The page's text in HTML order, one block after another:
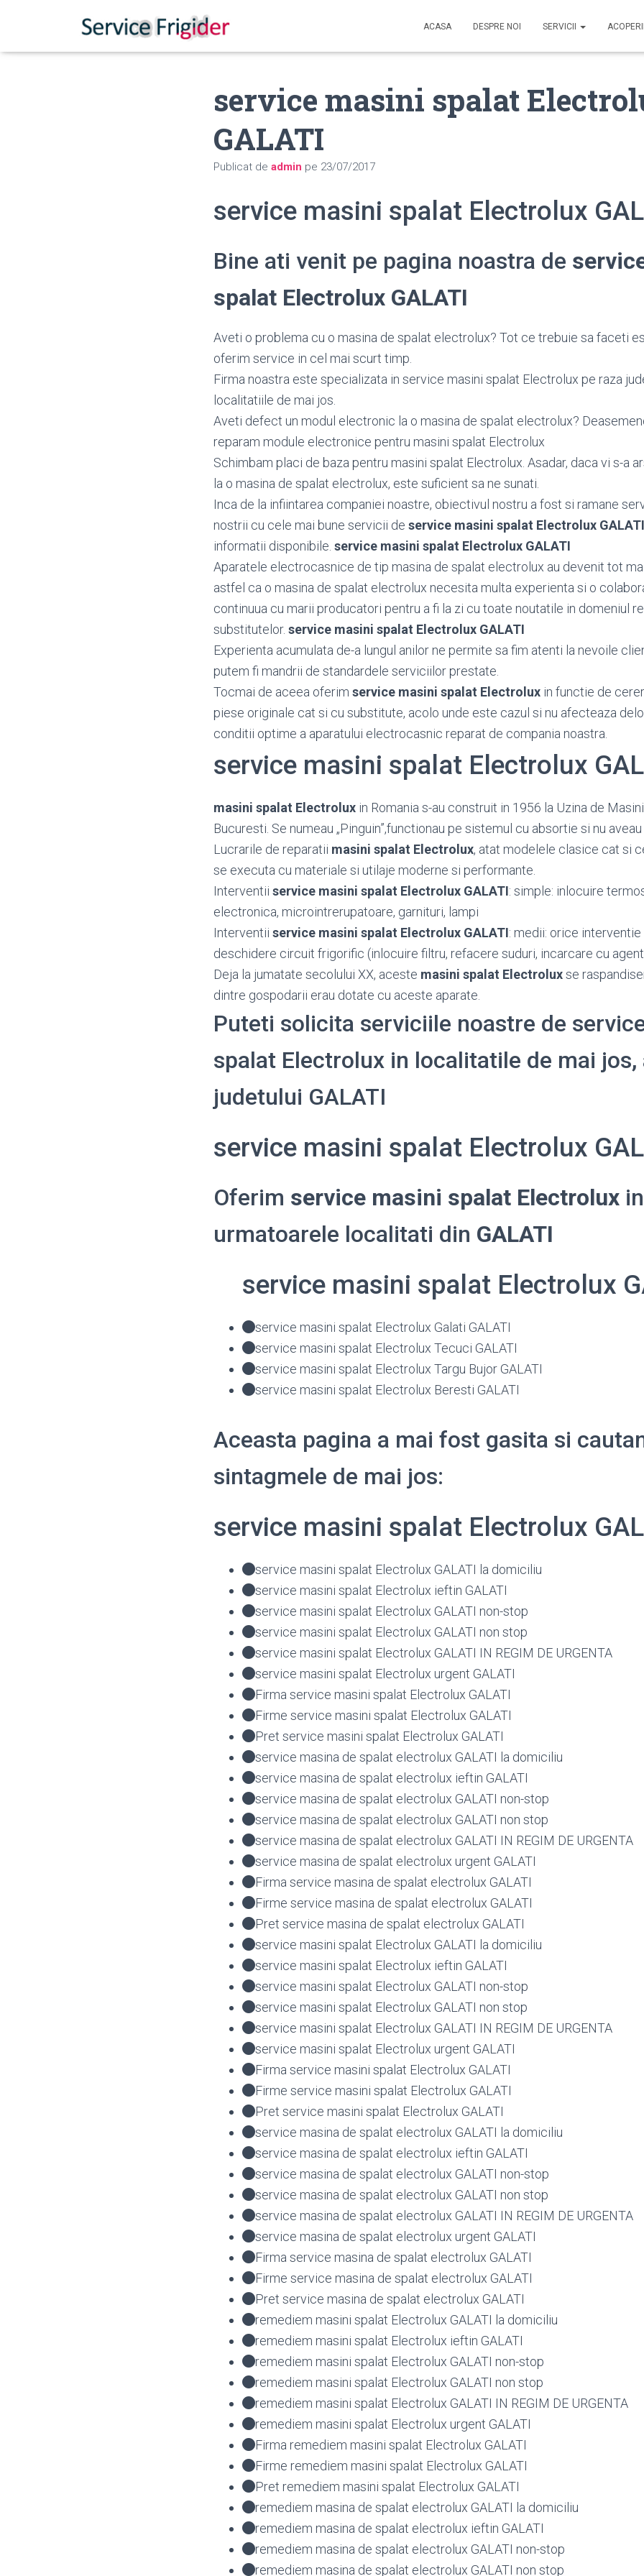
ACASA DESPRE NOI SERVICII
service masini spalat
GALATI
Publicat de admin pe 23/07/2017
service masini spalat Electrolux
Bine ati venit pe pagina noastra de
spalat Electrolux GALATI
Aveti o problema cu o masina de spalat electrolux? Tot ce trebuie sa faceti
oferim service in cel mai scurt timp.
Firma noastra este specializata in service masini spalat Electrolux pe raza
localitatiile de mai jos.
Aveti defect un modul electronic la o masina de spalat electrolux?
reparam module electronice pentru masini spalat Electrolux
Schimbam placi de baza pentru masini spalat Electrolux. Asadar, daca vi s-a
la o masina de spalat electrolux, este suficient sa ne sunati.
Inca de la infiintarea companiei noastre, obiectivul nostru a fost si ramane
nostrii cu cele mai bune servicii de service masini spalat Electrolux GALATI
informatii disponibile. service masini spalat Electrolux GALATI
Aparatele electrocasnice de tip masina de spalat electrolux au devenit tot
astfel ca o masina de spalat electrolux necesita multa experienta si o
continuua cu marii producatori pentru a fi la zi cu toate noutatile in domeniul
substitutelor. service masini spalat Electrolux GALATI
Experienta acumulata de-a lungul anilor ne permite sa fim atenti la nevoile
putem fi mandrii de standardele serviciilor prestate.
Tocmai de aceea oferim service masini spalat Electrolux in functie de
piese originale cat si cu substitute, acolo unde este cazul si nu afecteaza
conditii optime a aparatului electrocasnic reparat de compania noastra.
service masini spalat Electrolux
masini spalat Electrolux in Romania s-au construit in 1956 la Uzina de
Bucuresti. Se numeau „Pinguin”,functionau pe sistemul cu absortie si nu
Lucrarile de reparatii masini spalat Electrolux, atat modelele clasice cat si
se executa cu materiale si utilaje moderne si performante.
Interventii service masini spalat Electrolux GALATI: simple: inlocuire
electronica, microintrerupatoare, garnituri, lampi
Interventii service masini spalat Electrolux GALATI: medii: orice
deschidere circuit frigorific (inlocuire filtru, refacere suduri, incarcare cu
Deja la jumatate secolului XX, aceste masini spalat Electroluxse
dintre gospodarii erau dotate cu aceste aparate.
Puteti solicita serviciile noastre de
spalat Electrolux in localitatile de mai jos,
judetului GALATI
service masini spalat Electrolux
Oferim service masini spalat Electrolux in
urmatoarele localitati din GALATI
service masini spalat Electrolux
service masini spalat Electrolux Galati GALATI
service masini spalat Electrolux Tecuci GALATI
service masini spalat Electrolux Targu Bujor GALATI
service masini spalat Electrolux Beresti GALATI
Aceasta pagina a mai fost gasita si
sintagmele de mai jos:
service masini spalat Electrolux
service masini spalat Electrolux GALATI la domiciliu
service masini spalat Electrolux ieftin GALATI
service masini spalat Electrolux GALATI non-stop
service masini spalat Electrolux GALATI non stop
service masini spalat Electrolux GALATI IN REGIM DE URGENTA
service masini spalat Electrolux urgent GALATI
Firma service masini spalat Electrolux GALATI
Firme service masini spalat Electrolux GALATI
Pret service masini spalat Electrolux GALATI
service masina de spalat electrolux GALATI la domiciliu
service masina de spalat electrolux ieftin GALATI
service masina de spalat electrolux GALATI non-stop
service masina de spalat electrolux GALATI non stop
service masina de spalat electrolux GALATI IN REGIM DE URGENTA
service masina de spalat electrolux urgent GALATI
Firma service masina de spalat electrolux GALATI
Firme service masina de spalat electrolux GALATI
Pret service masina de spalat electrolux GALATI
service masini spalat Electrolux GALATI la domiciliu
service masini spalat Electrolux ieftin GALATI
service masini spalat Electrolux GALATI non-stop
service masini spalat Electrolux GALATI non stop
service masini spalat Electrolux GALATI IN REGIM DE URGENTA
service masini spalat Electrolux urgent GALATI
Firma service masini spalat Electrolux GALATI
Firme service masini spalat Electrolux GALATI
Pret service masini spalat Electrolux GALATI
service masina de spalat electrolux GALATI la domiciliu
service masina de spalat electrolux ieftin GALATI
service masina de spalat electrolux GALATI non-stop
service masina de spalat electrolux GALATI non stop
service masina de spalat electrolux GALATI IN REGIM DE URGENTA
service masina de spalat electrolux urgent GALATI
Firma service masina de spalat electrolux GALATI
Firme service masina de spalat electrolux GALATI
Pret service masina de spalat electrolux GALATI
remediem masini spalat Electrolux GALATI la domiciliu
remediem masini spalat Electrolux ieftin GALATI
remediem masini spalat Electrolux GALATI non-stop
remediem masini spalat Electrolux GALATI non stop
remediem masini spalat Electrolux GALATI IN REGIM DE URGENTA
remediem masini spalat Electrolux urgent GALATI
Firma remediem masini spalat Electrolux GALATI
Firme remediem masini spalat Electrolux GALATI
Pret remediem masini spalat Electrolux GALATI
remediem masina de spalat electrolux GALATI la domiciliu
remediem masina de spalat electrolux ieftin GALATI
remediem masina de spalat electrolux GALATI non-stop
remediem masina de spalat electrolux GALATI non stop